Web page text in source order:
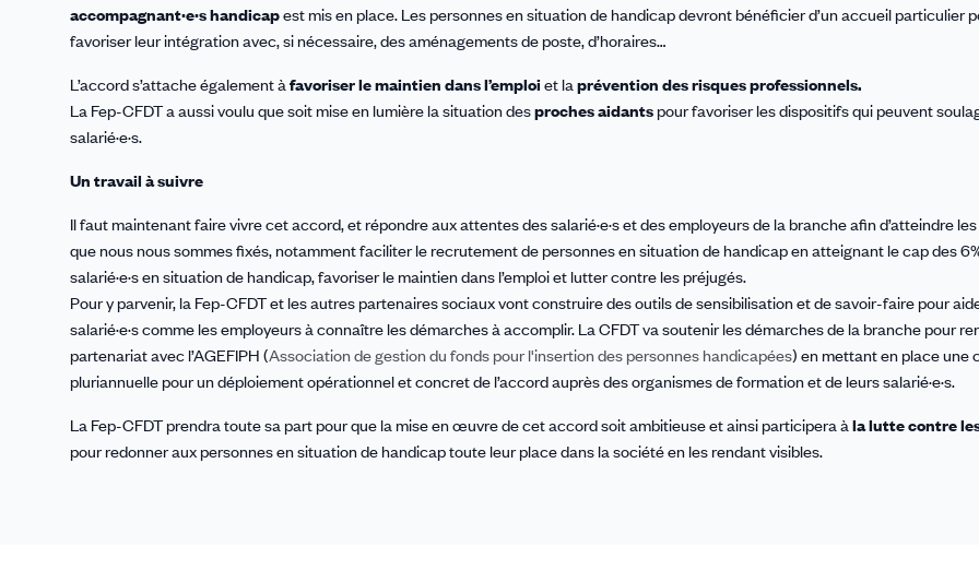
accompagnant·e·shandicapest mis en place. Les personnes en situation de handicap devront bénéficier d’un accueil particulier
favoriser leur intégration avec, si nécessaire, des aménagements de poste, d’horaires…
L’accord s’attache également à favoriser le maintien dans l’emploi et la prévention des risques professionnels.
La Fep-CFDT a aussi voulu que soit mise en lumière la situation desproches aidants pour favoriser les dispositifs qui peuvent
salarié·e·s.
Un travail à suivre
Il faut maintenant faire vivre cet accord, et répondre aux attentes des salarié·e·s et des employeurs de la branche afin d’atteindre
que nous nous sommes fixés, notamment faciliter le recrutement de personnes en situation de handicap en atteignant le cap des
salarié·e·s en situation de handicap, favoriser le maintien dans l’emploi et lutter contre les préjugés.
Pour y parvenir, la Fep-CFDT et les autres partenaires sociaux vont construire des outils de sensibilisation et de savoir-faire pour
salarié·e·s comme les employeurs à connaître les démarches à accomplir. La CFDT va soutenir les démarches de la branche pour
partenariat avec l’AGEFIPH (Association de gestion du fonds pour l'insertion des personnes handicapées) en mettant en place une
pluriannuelle pour un déploiement opérationnel et concret de l’accord auprès des organismes de formation et de leurs salarié·e·s.
La Fep-CFDT prendra toute sa part pour que la mise en œuvre de cet accord soit ambitieuse et ainsi participera à la lutte contre
pour redonner aux personnes en situation de handicap toute leur place dans la société en les rendant visibles.